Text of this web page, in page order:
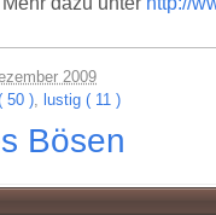
2009
50 ) lustig ( 11 )
Bösen